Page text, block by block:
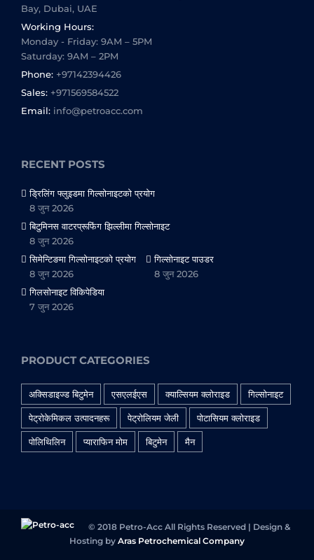
Bay, Dubai, UAE
Working Hours:
Monday - Friday: 9AM – 5PM
Saturday: 9AM – 2PM
Phone: +97142394426
Sales: +971569584522
Email: info@petroacc.com
RECENT POSTS
ड्रिलिंग फ्लुइडमा गिल्सोनाइटको प्रयोग
8 जुन 2026
बिटुमिनस वाटरप्रूफिंग झिल्लीमा गिल्सोनाइट
8 जुन 2026
सिमेन्टिङमा गिल्सोनाइटको प्रयोग
8 जुन 2026
गिल्सोनाइट पाउडर
8 जुन 2026
गिलसोनाइट विकिपेडिया
7 जुन 2026
PRODUCT CATEGORIES
अक्सिडाइज्ड बिटुमेन एसएलईएस क्याल्सियम क्लोराइड गिल्सोनाइट
पेट्रोकेमिकल उत्पादनहरू पेट्रोलियम जेली पोटासियम क्लोराइड
पोलिथिलिन प्याराफिन मोम बिटुमेन मैन
© 2018 Petro-Acc All Rights Reserved | Design &
Hosting by Aras Petrochemical Company